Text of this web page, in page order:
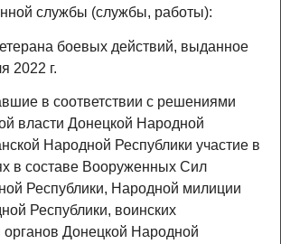
службы (службы, работы):
боевых действий, выданное
2022 г.
в соответствии с решениями
власти Донецкой Народной
Народной Республики участие в
в составе Вооруженных Сил
Республики, Народной милиции
Республики, воинских
Донецкой Народной